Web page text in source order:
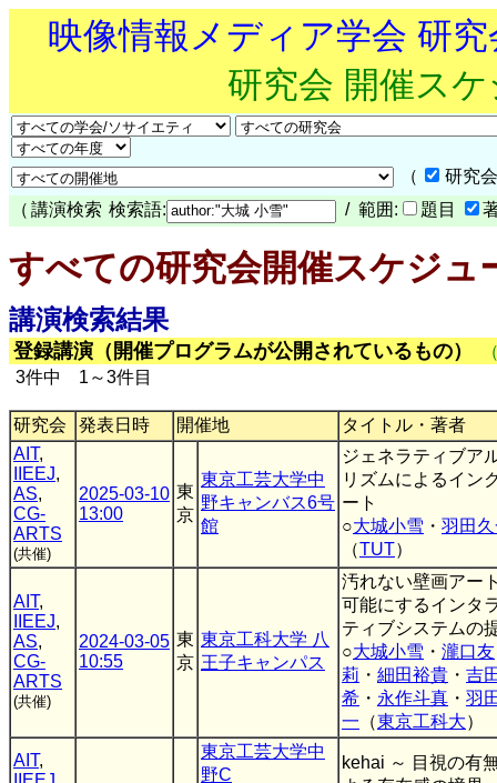
映像情報メディア学会 研
研究会 開催ス
（
研究
（ 講演検索 検索語: / 範囲: 題目
すべての研究会開催スケジュ
講演検索結果
登録講演（開催プログラムが公開されているもの）
3件中 1～3件目
研究会 発表日時 開催地
タイトル・著者
AIT,
IIEEJ,
AS,
CG-
ARTS
(共催)
2025-03-10
13:00
東
京
東京工芸大学中
野キャンバス6号
館
ジェネラティブア
リズムによるイン
ート
○大城小雪 ・ 羽田
（TUT）
AIT,
IIEEJ,
AS,
CG-
ARTS
(共催)
2024-03-05
10:55
東
京
東京工科大学 八
王子キャンパス
汚れない壁画アー
可能にするインタ
ティブシステムの
○大城小雪 ・ 瀧口友
莉 ・ 細田裕貴 ・ 吉
希 ・ 永作斗真 ・ 羽
一 （東京工科大）
AIT,
東京工芸大学中
野C
kehai ～ 目視の有